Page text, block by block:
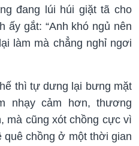
đang lúi húi giặt tã cho
ấy gắt: “Anh khó ngủ nên
làm mà chẳng nghỉ ngơi
thì tự dưng lại bưng mặt
nhạy cảm hơn, thương
mà cũng xót chồng cực vì
chồng ở một thời gian